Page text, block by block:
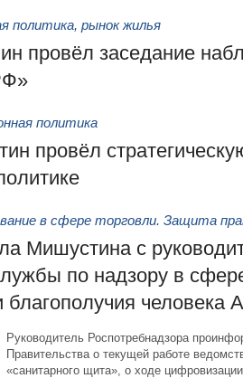
политика, рынок жилья
провёл заседание
политика
провёл
в сфере торговли. Защита
Мишустина с
по надзору в
благополучия человека
Руководитель Роспотребнадзора
Правительства о текущей работе
«санитарного щита», о ходе